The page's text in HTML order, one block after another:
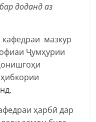
доданд аз
мазкур
Ҷумҳурии
ҳарбӣ дар